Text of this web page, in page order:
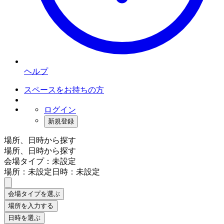
ヘルプ
スペースをお持ちの方
ログイン
新規登録
場所、日時から探す
場所、日時から探す
会場タイプ：未設定
場所：未設定日時：未設定
会場タイプを選ぶ
場所を入力する
日時を選ぶ